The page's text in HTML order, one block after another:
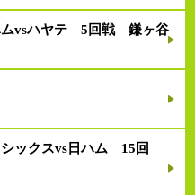
vsハヤテ 5回戦 鎌ヶ谷
ックスvs日ハム 15回